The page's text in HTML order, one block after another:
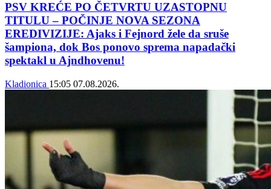
PSV KREĆE PO ČETVRTU UZASTOPNU
TITULU – POČINJE NOVA SEZONA
EREDIVIZIJE: Ajaks i Fejnord žele da sruše
šampiona, dok Bos ponovo sprema napadački
spektakl u Ajndhovenu!
Kladionica 15:05 07.08.2026.